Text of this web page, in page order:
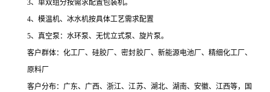
3、单双组分按需求配置包装机。
4、模温机、冰水机按具体工艺需求配置
5、真空泵：水环泵、无忧立式泵、旋片泵。
客户群体：化工厂、硅胶厂、密封胶厂、新能源电池厂、精细化工厂、
原料厂
客户分布：广东、广西、浙江、江苏、湖北、湖南、安徽、江西等，国